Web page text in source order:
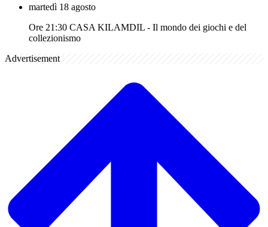
martedì 18 agosto
Ore 21:30 CASA KILAMDIL - Il mondo dei giochi e del
collezionismo
Advertisement